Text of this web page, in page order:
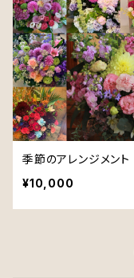
季節のアレンジメント
¥10,000